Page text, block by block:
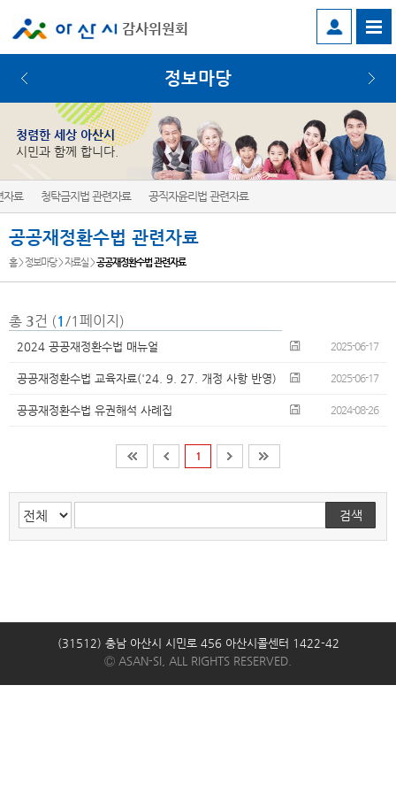
감사위원회
정보마당
청렴한 세상 아산시
시민과 함께 합니다.
자료 청탁금지법 관련자료 공직자윤리법 관련자료
공공재정환수법 관련자료
홈 > 정보마당 > 자료실 >공공재정환수법 관련자료
총 3건 (1 /1페이지)
2024 공공재정환수법 매뉴얼 2025-06-17
공공재정환수법 교육자료('24. 9. 27. 개정 사항 반영) 2025-06-17
공공재정환수법 유권해석 사례집 2024-08-26
1
검색
(31512) 충남 아산시 시민로 456 아산시콜센터 1422-42
Ⓒ ASAN-SI, ALL RIGHTS RESERVED.